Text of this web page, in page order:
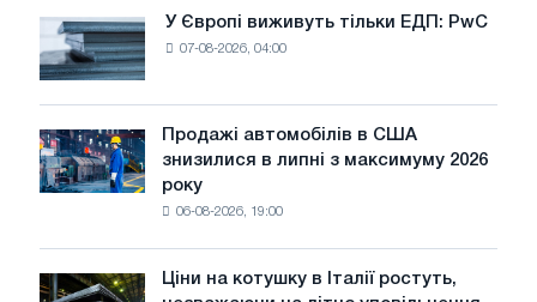
Європі
виживуть
тільки
ЕДП:
PwC
У Європі виживуть тільки ЕДП: PwC
07-08-2026, 04:00
Продажі
автомобілів
в
липні
Продажі автомобілів в США
знизилися в липні з максимуму 2026
року
06-08-2026, 19:00
Ціни
Ціни на котушку в Італії ростуть,